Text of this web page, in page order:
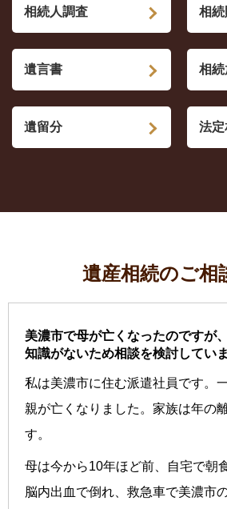
相続人調査 相
遺言書 相
遺留分 法
遺産相続のご相
美濃市で母が亡くなったのですが
知識がないため相談を検討していま
私は美濃市に住む派遣社員です。
親が亡くなりました。家族は年の
す。
母は今から10年ほど前、自宅で朝
脳内出血で倒れ、救急車で美濃市